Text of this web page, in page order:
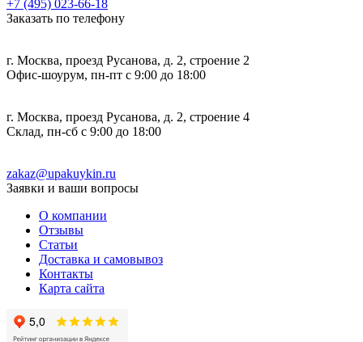
+7 (495) 023-66-18
Заказать по телефону
г. Москва, проезд Русанова, д. 2, строение 2
Офис-шоурум, пн-пт с 9:00 до 18:00
г. Москва, проезд Русанова, д. 2, строение 4
Склад, пн-сб с 9:00 до 18:00
zakaz@upakuykin.ru
Заявки и ваши вопросы
О компании
Отзывы
Статьи
Доставка и самовывоз
Контакты
Карта сайта